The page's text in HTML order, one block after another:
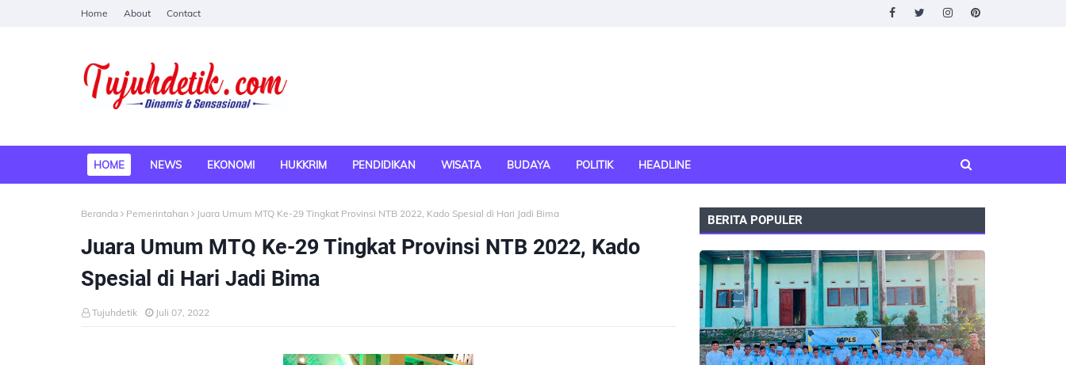
Home About Contact
HOME NEWS EKONOMI HUKKRIM PENDIDIKAN WISATA BUDAYA POLITIK HEADLINE
Beranda Pemerintahan Juara Umum MTQ Ke-29 Tingkat Provinsi NTB 2022, Kado Spesial di Hari Jadi Bima
Juara Umum MTQ Ke-29 Tingkat Provinsi NTB 2022, Kado
Spesial di Hari Jadi Bima
Tujuhdetik Juli 07, 2022
BERITA POPULER